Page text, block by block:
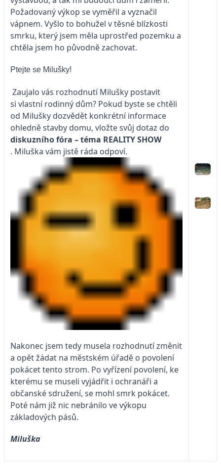
Požadovaný výkop se vyměřil a vyznačil
vápnem. Vyšlo to bohužel v těsné blízkosti
smrku, který jsem měla uprostřed pozemku a
chtěla jsem ho původně zachovat.
Ptejte se Milušky!
Zaujalo vás rozhodnutí Milušky postavit
si vlastní rodinný dům? Pokud byste se chtěli
od Milušky dozvědět konkrétní informace
ohledně stavby domu, vložte svůj dotaz do
diskuzního fóra – téma REALITY SHOW
. Miluška vám jistě ráda odpoví.
Nakonec jsem tedy musela rozhodnutí změnit
a opět žádat na městském úřadě o povolení
pokácet tento strom. Po vyřízení povolení, ke
kterému se museli vyjádřit i ochranáři a
občanské sdružení, se mohl smrk pokácet.
Poté nám již nic nebránilo ve výkopu
základových pásů.
Miluška